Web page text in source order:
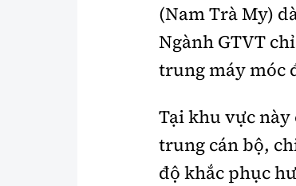
(Nam Trà My)
Ngành GTVT
trung máy móc
Tại khu vực
trung cán bộ,
độ khắc phục